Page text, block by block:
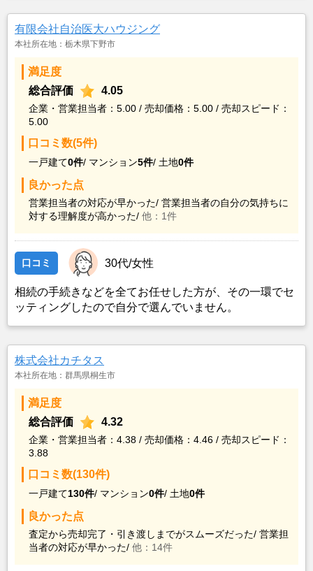
ないかなと思いました。それよりも早く手放したかった
ので、取り壊しの費用を考えるとお願いしようと思いま
有限会社自治医大ハウジング
本社所在地：栃木県下野市
満足度
総合評価
4.05
企業・営業担当者：5.00 / 売却価格：5.00 / 売却スピード：
5.00
口コミ数(5件)
一戸建て0件/ マンション5件/ 土地0件
良かった点
営業担当者の対応が早かった/ 営業担当者の自分の気持ちに
対する理解度が高かった/ 他：1件
口コミ 30代/女性
相続の手続きなどを全てお任せした方が、その一環でセ
ッティングしたので自分で選んでいません。
株式会社カチタス
本社所在地：群馬県桐生市
満足度
総合評価
4.32
企業・営業担当者：4.38 / 売却価格：4.46 / 売却スピード：
3.88
口コミ数(130件)
一戸建て130件/ マンション0件/ 土地0件
良かった点
査定から売却完了・引き渡しまでがスムーズだった/ 営業担
当者の対応が早かった/ 他：14件